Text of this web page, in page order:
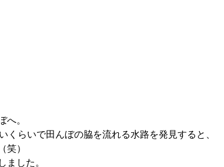
へ。
くらいで田んぼの脇を流れる水路を発見すると、
笑）
ました。